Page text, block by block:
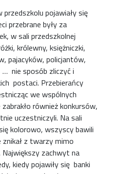
pojawiały się
przebrane były za
w sali przedszkolnej
królewny, księżniczki,
pajacyków, policjantów,
… nie sposób zliczyć i
postaci. Przebierańcy
we wspólnych
również konkursów,
uczestniczyli. Na sali
kolorowo, wszyscy bawili
znikał z twarzy mimo
zachwyt na
kiedy pojawiły się banki